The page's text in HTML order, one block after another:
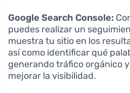
Google Search Console:
puedes realizar un
muestra tu sitio en los
así como identificar qué
generando tráfico orgánico
mejorar la visibilidad.